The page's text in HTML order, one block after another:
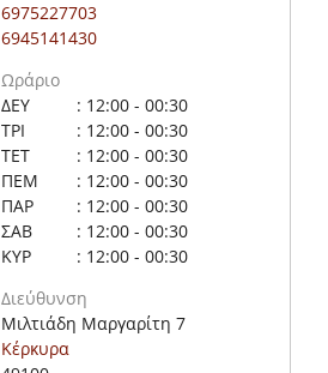
6975227703
6945141430
Ωράριο
ΔΕΥ
: 12:00 - 00:30
ΤΡΙ
: 12:00 - 00:30
ΤΕΤ
: 12:00 - 00:30
ΠΕΜ
: 12:00 - 00:30
ΠΑΡ
: 12:00 - 00:30
ΣΑΒ
: 12:00 - 00:30
ΚΥΡ
: 12:00 - 00:30
Διεύθυνση
Μιλτιάδη Μαργαρίτη 7
Κέρκυρα